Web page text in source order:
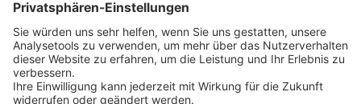
IFU anfordern
Zertifizierungen